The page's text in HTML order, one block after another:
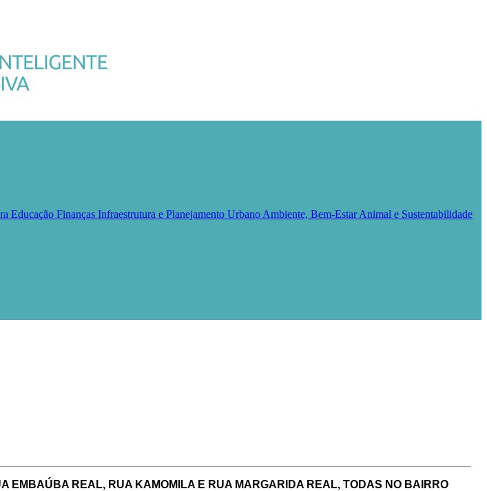
Educação Finanças Infraestrutura e Planejamento Urbano Ambiente, Bem-Estar Animal e Sustentabilidade
EMBAÚBA REAL, RUA KAMOMILA E RUA MARGARIDA REAL, TODAS NO BAIRRO